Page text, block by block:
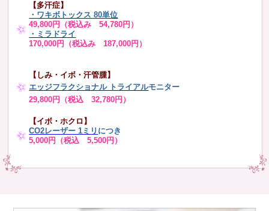
【多汗症】
・ ワキボトックス 80単位
49,800円（税込み 54,780円）
・ミラドライ
170,000円（税込み 187,000円）
【しみ・イボ・汗管腫】
エッジフラクショナル トライアルモニター
29,800円（税込 32,780円）
【イボ・ホクロ】
CO2レーザー 1ミリ につき
5,000円（税込 5,500円）